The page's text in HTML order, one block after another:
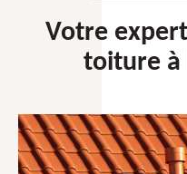
Votre
toiture à